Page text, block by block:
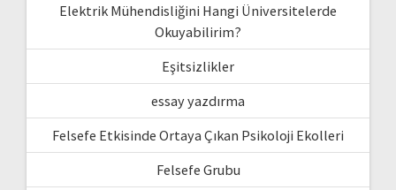
Elektrik Mühendisliğini Hangi Üniversitelerde
Okuyabilirim?
Eşitsizlikler
essay yazdırma
Felsefe Etkisinde Ortaya Çıkan Psikoloji Ekolleri
Felsefe Grubu